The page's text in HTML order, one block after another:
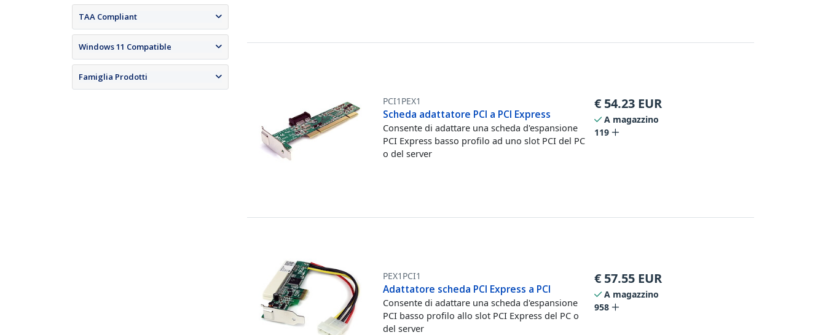
TAA Compliant
Windows 11 Compatible
Famiglia Prodotti
PCI1PEX1
Scheda adattatore PCI a PCI Express
Consente di adattare una scheda d'espansione
PCI Express basso profilo ad uno slot PCI del PC
o del server
€ 54.23 EUR
A magazzino
119
PEX1PCI1
Adattatore scheda PCI Express a PCI
Consente di adattare una scheda d'espansione
PCI basso profilo allo slot PCI Express del PC o
del server
€ 57.55 EUR
A magazzino
958